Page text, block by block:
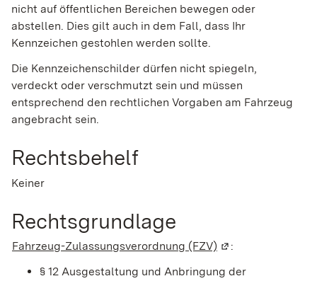
nicht auf öffentlichen Bereichen bewegen oder
abstellen. Dies gilt auch in dem Fall, dass Ihr
Kennzeichen gestohlen werden sollte.
Die Kennzeichenschilder dürfen nicht spiegeln,
verdeckt oder verschmutzt sein und müssen
entsprechend den rechtlichen Vorgaben am Fahrzeug
angebracht sein.
Rechtsbehelf
Keiner
Rechtsgrundlage
Fahrzeug-Zulassungsverordnung (FZV) (Wird in einem
:
§ 12 Ausgestaltung und Anbringung der